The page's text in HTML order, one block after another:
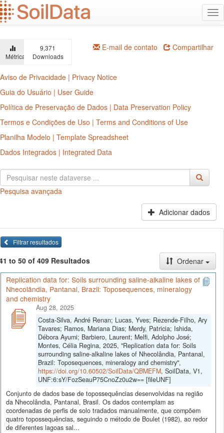
Ir
para
o
principal
Métricas
9,371
Downloads
E-mail de contato Compartilhar
Aviso de Privacidade | Privacy Notice
Guia do Usuário | User Guide
Política de Preservação de Dados | Data Preservation Policy
Termos e Condições de Uso | Terms and Conditions of Use
Planilha Modelo | Template Spreadsheet
Dados Integrados | Integrated Data
Pesquisa avançada
Adicionar dados
Filtrar resultados
to 50 of 409 Resultados
Ordenar
Replication data for: Soils surrounding saline-alkaline lakes of
Nhecolândia, Pantanal, Brazil: Toposequences, mineralogy
and chemistry
Aug 28, 2025
Costa-Silva, André Renan; Lucas, Yves; Rezende-Filho, Ary
Tavares; Ramos, Mariana Dias; Merdy, Patricia; Ishida,
Débora Ayumi; Barbiero, Laurent; Melfi, Adolpho José;
Montes, Célia Regina, 2025, "Replication data for: Soils
surrounding saline-alkaline lakes of Nhecolândia, Pantanal,
Brazil: Toposequences, mineralogy and chemistry",
https://doi.org/10.60502/SoilData/QBMEFM, SoilData, V1,
UNF:6:sY/FozSeauP75CnoZz0u2w== [fileUNF]
Conjunto de dados base de topossequências desenvolvidas na região
da Nhecolândia, Pantanal, Brasil. Os dados contemplam as
coordenadas de perfis de solo tradados manualmente, que compõem
quatro topossequências, seguindo o método de Boulet (1982), ao redor
de diferentes lagoas sal...